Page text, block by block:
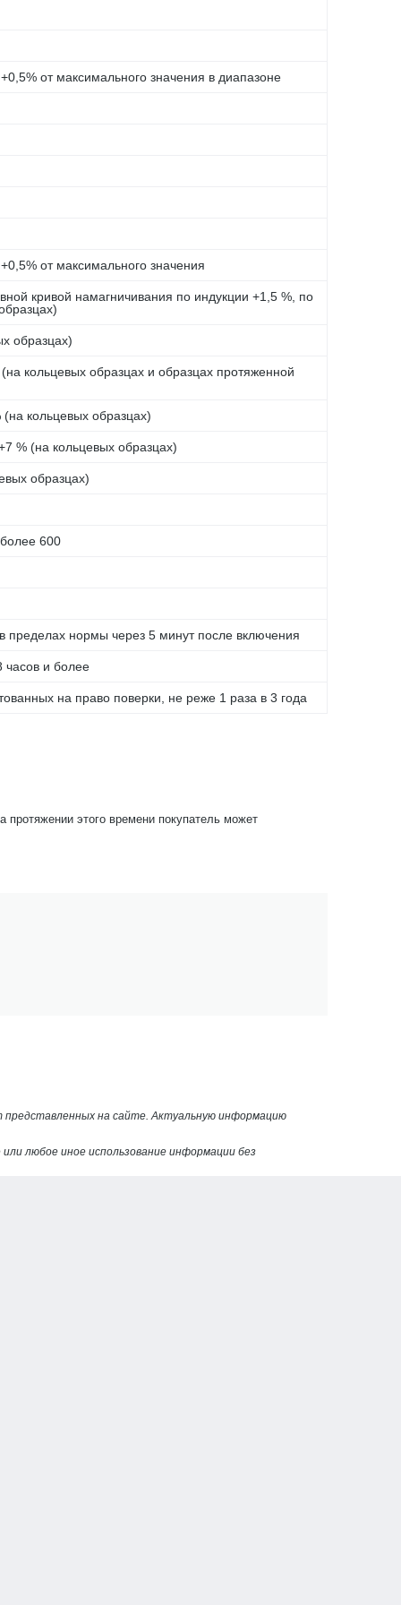
от максимального значения в диапазоне
от максимального значения
кривой намагничивания по индукции +1,5 %, по
образцах)
кольцевых образцах и образцах протяженной
кольцевых образцах)
% (на кольцевых образцах)
образцах)
600
пределах нормы через 5 минут после включения
часов и более
на право поверки, не реже 1 раза в 3 года
протяжении этого времени покупатель может
представленных на сайте. Актуальную информацию
любое иное использование информации без